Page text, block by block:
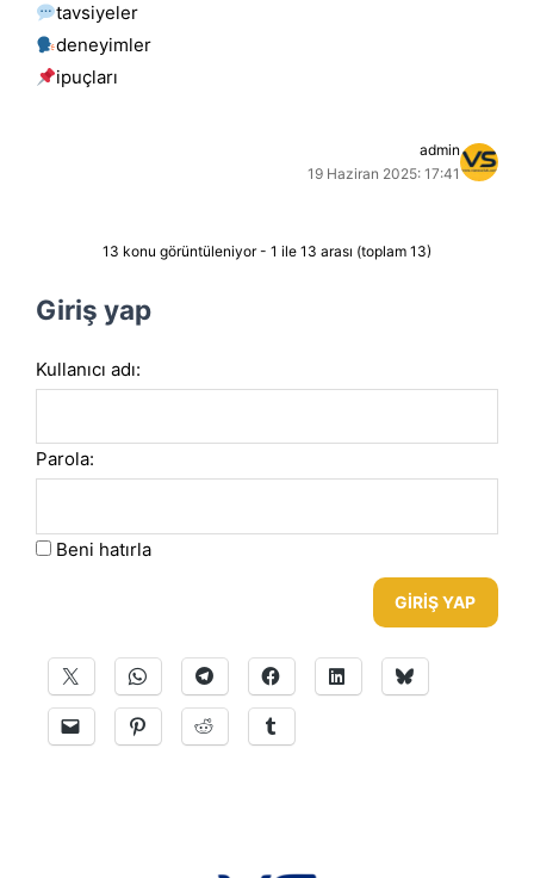
tavsiyeler
deneyimler
i̇puçları
admin
19 Haziran 2025: 17:41
13 konu görüntüleniyor - 1 ile 13 arası (toplam 13)
Giriş yap
Kullanıcı adı:
Parola:
Beni hatırla
GIRIŞ YAP